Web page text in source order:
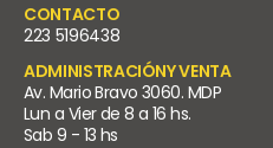
CONTACTO
223 5196438
ADMINISTRACIÓNY VENTA
Av. Mario Bravo 3060. MDP
Lun a Vier de 8 a 16 hs.
Sab 9 - 13 hs